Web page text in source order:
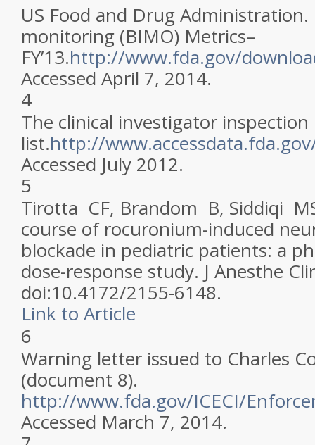
US Food and Drug Administration.
monitoring (BIMO) Metrics–
FY’13.http://www.fda.gov/
Accessed April 7, 2014.
4
The clinical investigator inspection
list.http://
Accessed July 2012.
5
Tirotta CF, Brandom B, Siddiqi
course of rocuronium-induced
blockade in pediatric patients: a
dose-response study. J Anesthe
doi:10.4172/2155-6148.
Link to Article
6
Warning letter issued to Charles
(document 8).
http://www.fda.gov/ICECI/
Accessed March 7, 2014.